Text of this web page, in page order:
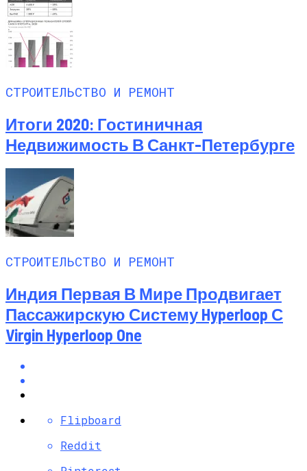
СТРОИТЕЛЬСТВО И РЕМОНТ
Итоги 2020: Гостиничная
Недвижимость В Санкт-Петербурге
СТРОИТЕЛЬСТВО И РЕМОНТ
Индия Первая В Мире Продвигает
Пассажирскую Систему Hyperloop С
Virgin Hyperloop One
Flipboard
Reddit